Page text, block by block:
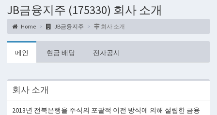
JB금융지주 (175330) 회사 소개
Home JB금융지주 회사 소개
메인 현금 배당 전자공시
회사 소개
2013년 전북은행을 주식의 포괄적 이전 방식에 의해 설립한 금융